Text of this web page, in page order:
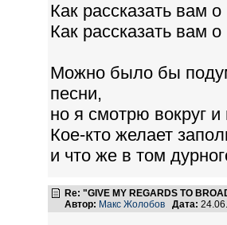
Как рассказать вам
Как рассказать вам
Можно было бы
песни,
но я смотрю вокруг и
Кое-кто желает
и что же в том
Re: "GIVE MY REGARDS TO
Автор: Макс Жолобов Дата: